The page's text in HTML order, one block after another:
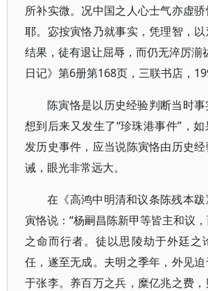
所补实微。况中国之人心士气亦虚
耶。宓按寅恪乃就事实，凭理智，
结果，徒有退让屈辱，而仍无淬厉湔
日记》第6册第168页，三联书店，
陈寅恪是以历史经验判断当时
想到后来又发生了“珍珠港事件”，
发历史事件，应当说陈寅恪由历史
诫，眼光非常远大。
在《高鸿中明清和议条陈残本
寅恪说：“杨嗣昌陈新甲等皆主和议
之命而行者。徒以思陵劫于外廷之
任，遂至无成。夫明之季年，外见
于张李。养百万之兵，糜亿兆之费，